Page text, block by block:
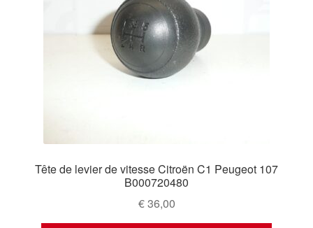
Tête de levier de vitesse Citroën C1 Peugeot 107
B000720480
€36,00